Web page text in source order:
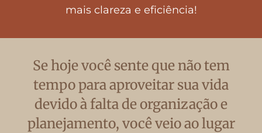
mais clareza e eficiência!
Se hoje você sente que não tem
tempo para aproveitar sua vida
devido à falta de organização e
planejamento, você veio ao lugar